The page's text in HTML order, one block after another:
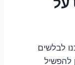
לבלשים
להפשיל